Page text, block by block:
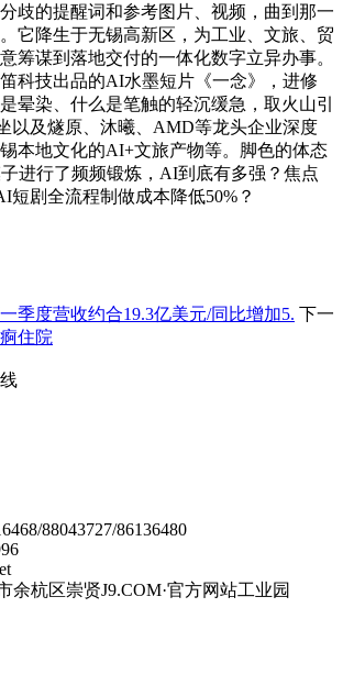
歧的提醒词和参考图片、视频，曲到那一
它降生于无锡高新区，为工业、文旅、贸
筹谋到落地交付的一体化数字立异办事。
科技出品的AI水墨短片《一念》，进修
晕染、什么是笔触的轻沉缓急，取火山引
以及燧原、沐曦、AMD等龙头企业深度
本地文化的AI+文旅产物等。脚色的体态
进行了频频锻炼，AI到底有多强？焦点
短剧全流程制做成本降低50%？
季度营收约合19.3亿美元/同比增加5. 下一
住院
88043727/86136480
余杭区崇贤J9.COM·官方网站工业园